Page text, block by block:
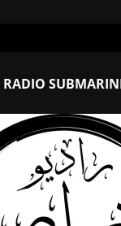
RADIO